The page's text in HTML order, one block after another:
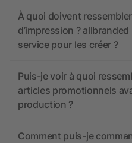
À quoi doivent
d’impression ?
service pour les créer ?
Puis-je voir à quoi
articles promotionnels
production ?
Comment puis-je